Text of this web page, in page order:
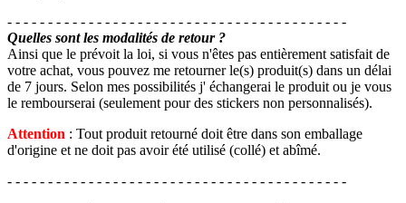
- - - - - - - - - - - - - - - - - - - - - - - - - - - - - - - - - - - - - - - - - -
Quelles sont les modalités de retour ?
Ainsi que le prévoit la loi, si vous n'êtes pas entièrement satisfait de
votre achat, vous pouvez me retourner le(s) produit(s) dans un délai
de 7 jours. Selon mes possibilités j' échangerai le produit ou je vous
le rembourserai (seulement pour des stickers non personnalisés).
Attention : Tout produit retourné doit être dans son emballage
d'origine et ne doit pas avoir été utilisé (collé) et abîmé.
- - - - - - - - - - - - - - - - - - - - - - - - - - - - - - - - - - - - - - - - - -